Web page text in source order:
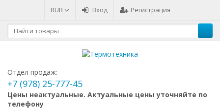
RUB Вход Регистрация
Отдел продаж:
+7 (978) 25-777-45
Цены неактуальные. Актуальные цены уточняйте по
телефону